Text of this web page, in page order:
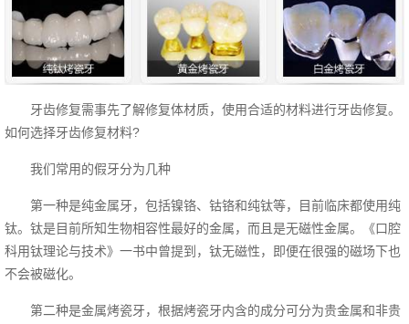
牙齿修复需事先了解修复体材质，使用合适的材料进行牙齿修复。
如何选择牙齿修复材料?
我们常用的假牙分为几种
第一种是纯金属牙，包括镍铬、钴铬和纯钛等，目前临床都使用纯
钛。钛是目前所知生物相容性最好的金属，而且是无磁性金属。《口腔
科用钛理论与技术》一书中曾提到，钛无磁性，即便在很强的磁场下也
不会被磁化。
第二种是金属烤瓷牙，根据烤瓷牙内含的成分可分为贵金属和非贵